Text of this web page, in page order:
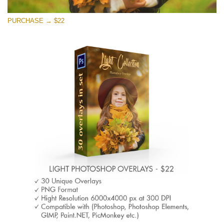
PURCHASE → $22